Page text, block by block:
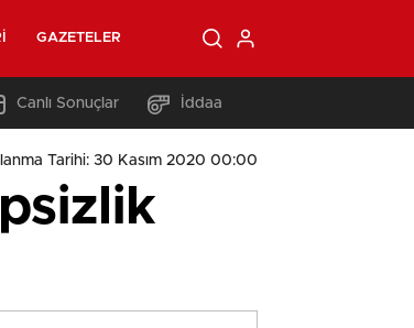
GAZETELER
Canlı Sonuçlar İddaa
Tarihi: 30 Kasım 2020 00:00